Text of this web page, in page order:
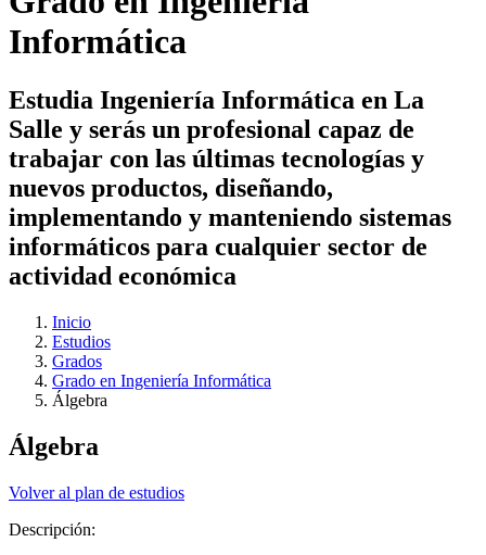
Informática
Estudia Ingeniería Informática en La
Salle y serás un profesional capaz de
trabajar con las últimas tecnologías y
nuevos productos, diseñando,
implementando y manteniendo sistemas
informáticos para cualquier sector de
actividad económica
Inicio
Estudios
Grados
Grado en Ingeniería Informática
Álgebra
Álgebra
Volver al plan de estudios
Descripción: